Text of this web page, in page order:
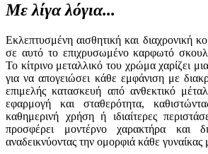
Με λίγα λόγια...
Εκλεπτυσμένη αισθητική και διαχρονική
σε αυτό το επιχρυσωμένο καρφωτό
Το κίτρινο μεταλλικό του χρώμα χαρίζει
για να απογειώσει κάθε εμφάνιση με
επιμελής κατασκευή από ανθεκτικό
εφαρμογή και σταθερότητα,
καθημερινή χρήση ή ιδιαίτερες
προσφέρει μοντέρνο χαρακτήρα και
αναδεικνύοντας την ομορφιά κάθε